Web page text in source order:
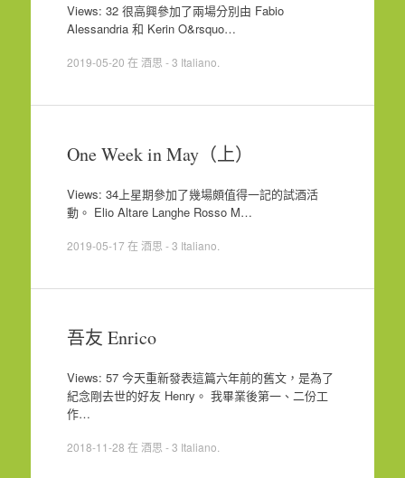
Views: 32 很高興參加了兩場分別由 Fabio
Alessandria 和 Kerin O&rsquo…
2019-05-20 在 酒思 - 3 Italiano
One Week in May（上）
Views: 34上星期參加了幾場頗值得一記的試酒活
動。 Elio Altare Langhe Rosso M…
2019-05-17 在 酒思 - 3 Italiano
吾友 Enrico
Views: 57 今天重新發表這篇六年前的舊文，是為了
紀念剛去世的好友 Henry。 我畢業後第一、二份工
作…
2018-11-28 在 酒思 - 3 Italiano